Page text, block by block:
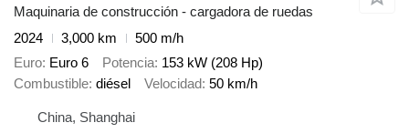
Maquinaria de construcción - cargadora de ruedas
2024
3,000 km
500 m/h
Euro Euro 6 Potencia 153 kW (208 Hp)
Combustible diésel Velocidad 50 km/h
China, Shanghai